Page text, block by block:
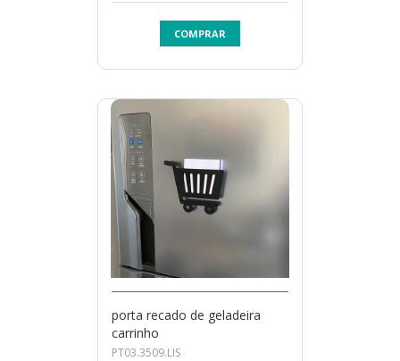
COMPRAR
porta recado de geladeira
carrinho
PT03.3509.LIS